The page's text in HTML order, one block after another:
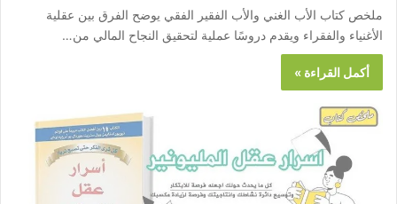
ملخص كتاب الأب الغني والأب الفقير الفقي يوضح الفرق بين عقلية
الأغنياء والفقراء ويقدم دروسًا عملية لتحقيق النجاح المالي من…
أكمل القراءة »